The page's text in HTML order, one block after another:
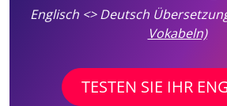
Englisch <> Deutsch
Vokabeln)
TESTEN SIE IHR